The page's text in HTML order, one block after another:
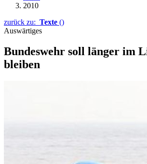
2010
zurück zu: Texte ()
Auswärtiges
Bundeswehr soll länger im
bleiben